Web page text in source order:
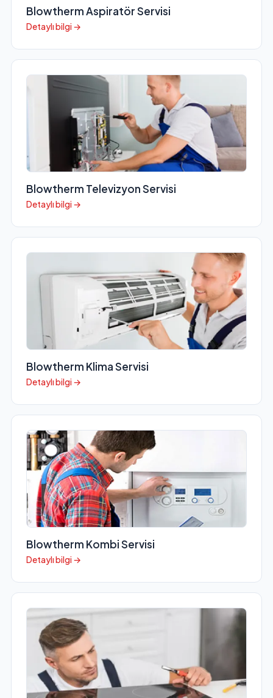
Blowtherm Aspiratör Servisi
Detaylı bilgi →
Blowtherm Televizyon Servisi
Detaylı bilgi →
Blowtherm Klima Servisi
Detaylı bilgi →
Blowtherm Kombi Servisi
Detaylı bilgi →